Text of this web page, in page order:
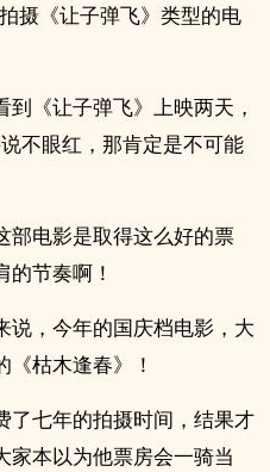
摄《让子弹飞》类型的电
《让子弹飞》上映两天，
不眼红，那肯定是不可能
部电影是取得这么好的票
节奏啊！
说，今年的国庆档电影，大
枯木逢春》！
了七年的拍摄时间，结果才
家本以为他票房会一骑当